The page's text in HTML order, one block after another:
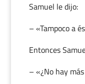
Samuel le dijo:
– «Tampoco a
Entonces
– «¿No hay